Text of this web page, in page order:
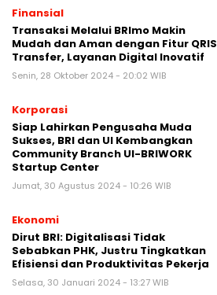
Finansial
Transaksi Melalui BRImo Makin
Mudah dan Aman dengan Fitur QRIS
Transfer, Layanan Digital Inovatif
Senin, 28 Oktober 2024 - 20:02 WIB
Korporasi
Siap Lahirkan Pengusaha Muda
Sukses, BRI dan UI Kembangkan
Community Branch UI-BRIWORK
Startup Center
Jumat, 30 Agustus 2024 - 10:26 WIB
Ekonomi
Dirut BRI: Digitalisasi Tidak
Sebabkan PHK, Justru Tingkatkan
Efisiensi dan Produktivitas Pekerja
Selasa, 30 Januari 2024 - 13:27 WIB